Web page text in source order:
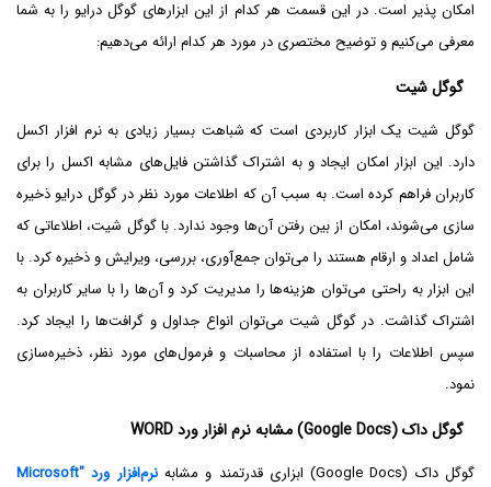
امکان پذیر است. در این قسمت هر کدام از این ابزارهای گوگل درایو را به شما
معرفی می‌کنیم و توضیح مختصری در مورد هر کدام ارائه می‌دهیم:
گوگل شیت
گوگل شیت یک ابزار کاربردی است که شباهت بسیار زیادی به نرم افزار اکسل
دارد. این ابزار امکان ایجاد و به اشتراک گذاشتن فایل‌های مشابه اکسل را برای
کاربران فراهم کرده است. به سبب آن که اطلاعات مورد نظر در گوگل درایو ذخیره
سازی می‌شوند، امکان از بین رفتن آن‌ها وجود ندارد. با گوگل شیت، اطلاعاتی که
شامل اعداد و ارقام هستند را می‌توان جمع‌آوری، بررسی، ویرایش و ذخیره کرد. با
این ابزار به راحتی می‌توان هزینه‌ها را مدیریت کرد و آن‌ها را با سایر کاربران به
اشتراک گذاشت. در گوگل شیت می‌توان انواع جداول و گرافت‌ها را ایجاد کرد.
سپس اطلاعات را با استفاده از محاسبات و فرمول‌های مورد نظر، ذخیره‌سازی
نمود.
گوگل داک (Google Docs) مشابه نرم افزار ورد WORD
گوگل داک (Google Docs) ابزاری قدرتمند و مشابه
نرم‌افزار ورد "Microsoft